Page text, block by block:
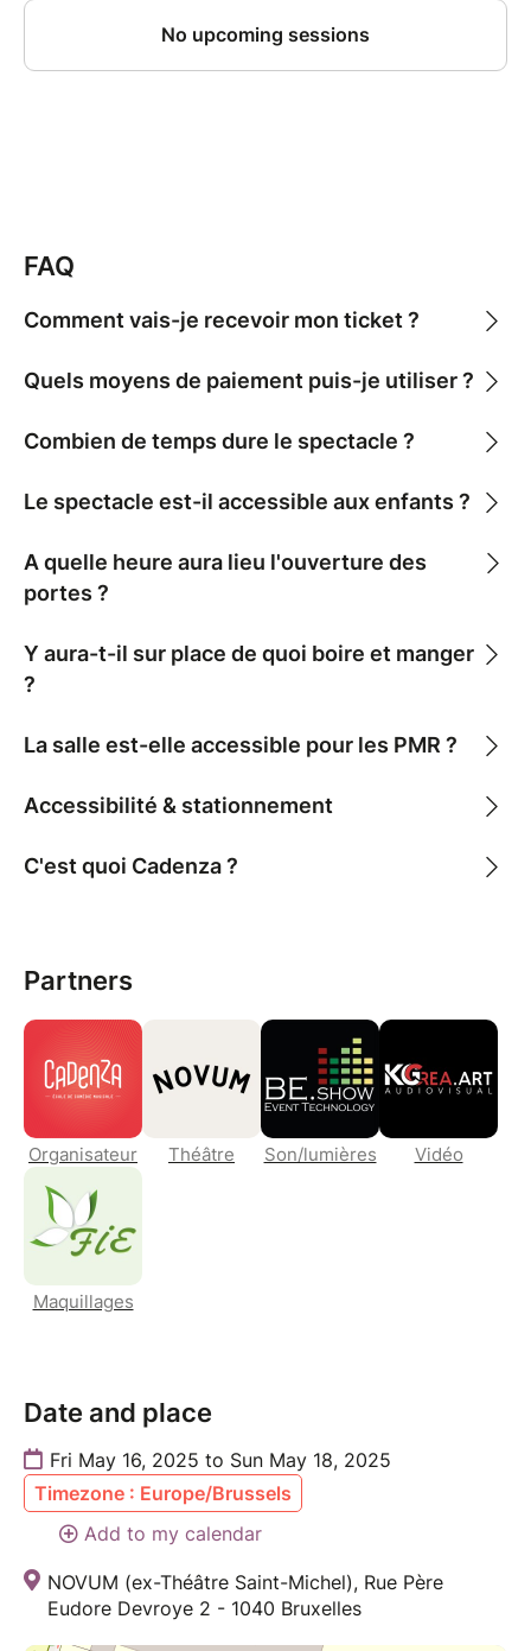
FAQ
Comment vais-je recevoir mon ticket ?
Quels moyens de paiement puis-je utiliser ?
Combien de temps dure le spectacle ?
Le spectacle est-il accessible aux enfants ?
A quelle heure aura lieu l'ouverture des
portes ?
Y aura-t-il sur place de quoi boire et manger
?
La salle est-elle accessible pour les PMR ?
Accessibilité & stationnement
C'est quoi Cadenza ?
Partners
Organisateur Théâtre Son/lumières Vidéo
Maquillages
Date and place
Fri May 16, 2025 to Sun May 18, 2025
Timezone : Europe/Brussels
Add to my calendar
NOVUM (ex-Théâtre Saint-Michel), Rue Père
Eudore Devroye 2 - 1040 Bruxelles